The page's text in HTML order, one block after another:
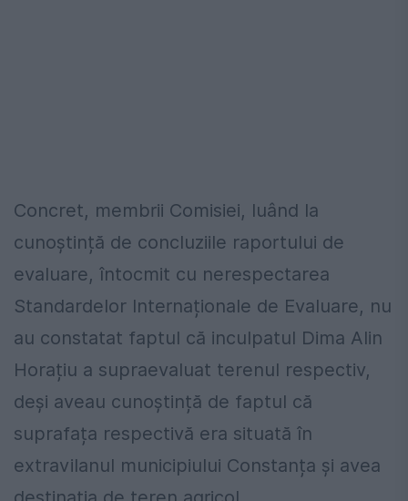
Concret, membrii Comisiei, luând la
cunoștință de concluziile raportului de
evaluare, întocmit cu nerespectarea
Standardelor Internaționale de Evaluare, nu
au constatat faptul că inculpatul Dima Alin
Horațiu a supraevaluat terenul respectiv,
deși aveau cunoștință de faptul că
suprafața respectivă era situată în
extravilanul municipiului Constanța și avea